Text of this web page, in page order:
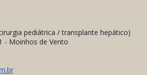
pediátrica / transplante hepático)
- Moinhos de Vento